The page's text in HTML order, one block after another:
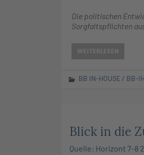
Die politischen
Sorgfaltspflichten
WEITERLESEN
BB IN-HOUSE / BB-
Blick in die
Quelle: Horizont 7-8